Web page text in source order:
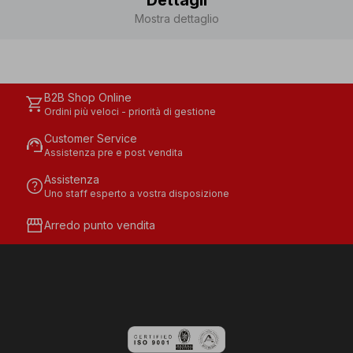
Mostra dettaglio
shopping_cartB2B Shop Online
Ordini più veloci - priorità di gestione
support_agentCustomer Service
Assistenza pre e post vendita
helpAssistenza
Uno staff esperto a vostra disposizione
storefrontArredo punto vendita